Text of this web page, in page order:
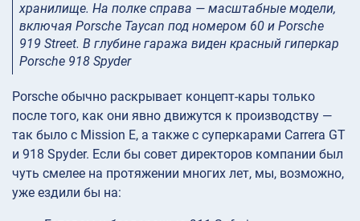
хранилище. На полке справа — масштабные модели,
включая Porsche Taycan под номером 60 и Porsche
919 Street. В глубине гаража виден красный гиперкар
Porsche 918 Spyder
Porsche обычно раскрывает концепт-кары только
после того, как они явно движутся к производству —
так было с Mission E, а также с суперкарами Carrera GT
и 918 Spyder. Если бы совет директоров компании был
чуть смелее на протяжении многих лет, мы, возможно,
уже ездили бы на: